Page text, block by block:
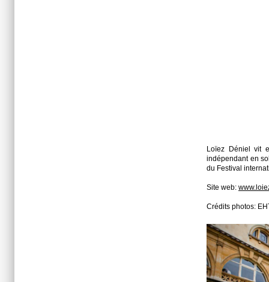
Loïez Déniel vit
indépendant en
du Festival
Site web:
Crédits photos: